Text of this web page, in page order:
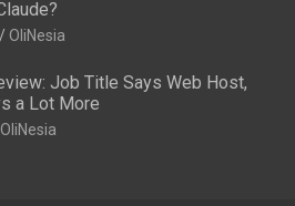
OliNesia
Job Title Says Web Host,
a Lot More
OliNesia